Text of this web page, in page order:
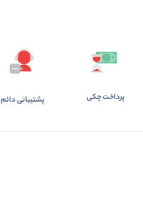
پرداخت چکی پشتیبانی دائم